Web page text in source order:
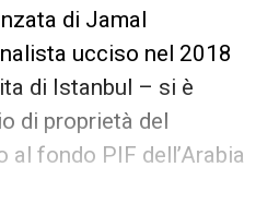
di Jamal
ucciso nel 2018
di Istanbul – si è
di proprietà del
al fondo PIF dell’Arabia